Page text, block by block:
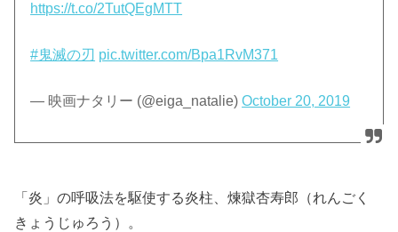
https://t.co/2TutQEgMTT
#鬼滅の刃 pic.twitter.com/Bpa1RvM371
— 映画ナタリー (@eiga_natalie)October 20, 2019
「炎」の呼吸法を駆使する炎柱、煉獄杏寿郎（れんごく
きょうじゅろう）。